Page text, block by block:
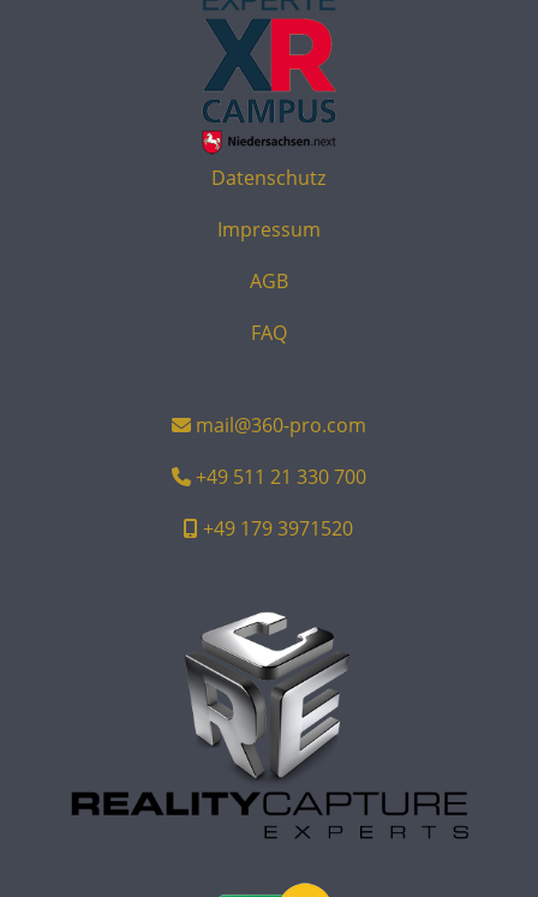
Datenschutz
Impressum
AGB
FAQ
mail@360-pro.com
+49 511 21 330 700
+49 179 3971520